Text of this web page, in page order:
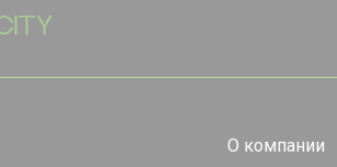
О компании